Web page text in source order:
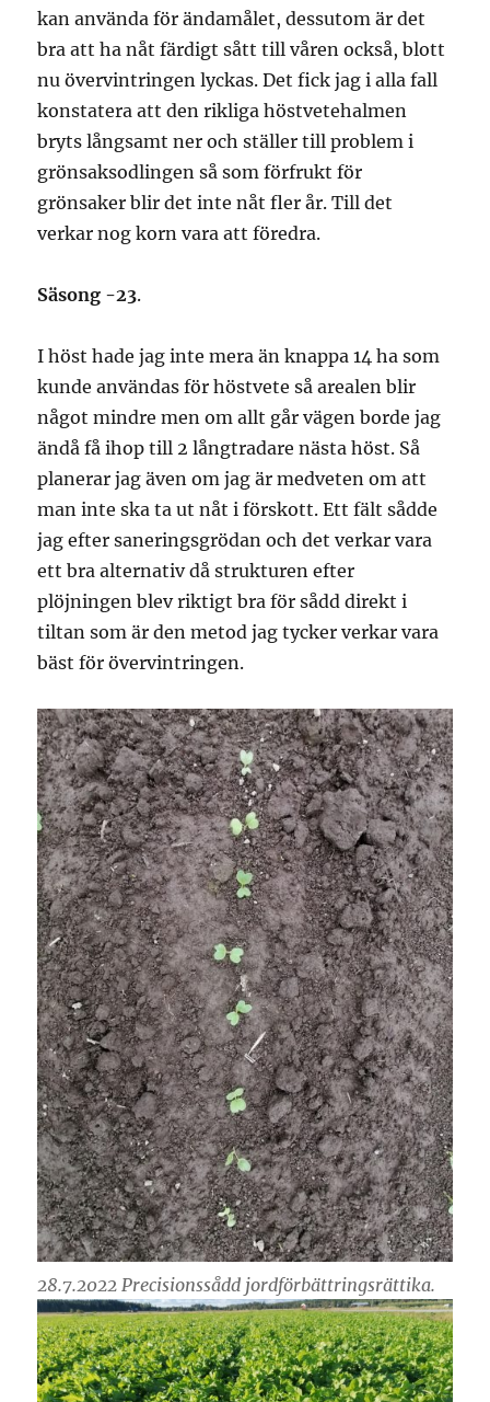
kan använda för ändamålet, dessutom är det
bra att ha nåt färdigt sått till våren också, blott
nu övervintringen lyckas. Det fick jag i alla fall
konstatera att den rikliga höstvetehalmen
bryts långsamt ner och ställer till problem i
grönsaksodlingen så som förfrukt för
grönsaker blir det inte nåt fler år. Till det
verkar nog korn vara att föredra.
Säsong -23.
I höst hade jag inte mera än knappa 14 ha som
kunde användas för höstvete så arealen blir
något mindre men om allt går vägen borde jag
ändå få ihop till 2 långtradare nästa höst. Så
planerar jag även om jag är medveten om att
man inte ska ta ut nåt i förskott. Ett fält sådde
jag efter saneringsgrödan och det verkar vara
ett bra alternativ då strukturen efter
plöjningen blev riktigt bra för sådd direkt i
tiltan som är den metod jag tycker verkar vara
bäst för övervintringen.
28.7.2022 Precisionssådd jordförbättringsrättika.